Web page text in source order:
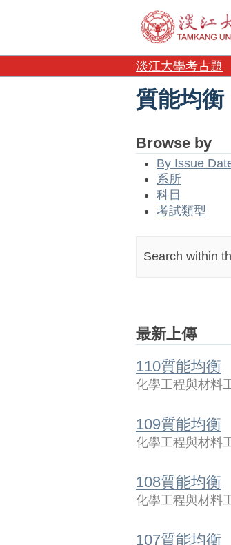
質能均衡
淡江大學考古題
質能均衡
Browse by
By Issue
系所
科目
考試類型
Search within
最新上傳
110質能均衡
化學工程與材料
109質能均衡
化學工程與材料
108質能均衡
化學工程與材料
107質能均衡